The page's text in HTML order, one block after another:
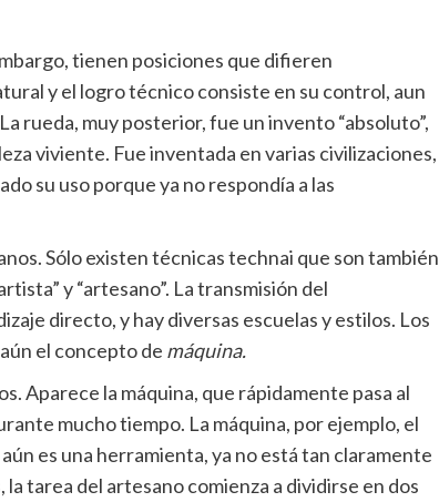
tienen posiciones que difieren
y el logro técnico consiste en su control, aun
rueda, muy posterior, fue un invento “absoluto”,
viviente. Fue inventada en varias civilizaciones,
su uso porque ya no respondía a las
Sólo existen técnicas technai que son también
y “artesano”. La transmisión del
directo, y hay diversas escuelas y estilos. Los
el concepto de máquina.
Aparece la máquina, que rápidamente pasa al
mucho tiempo. La máquina, por ejemplo, el
es una herramienta, ya no está tan claramente
tarea del artesano comienza a dividirse en dos